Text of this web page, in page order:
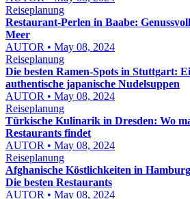
Reiseplanung
Restaurant-Perlen in Baabe:
Meer
AUTOR • May 08, 2024
Reiseplanung
Die besten Ramen-Spots in Stuttgart:
authentische japanische Nudelsuppen
AUTOR • May 08, 2024
Reiseplanung
Türkische Kulinarik in Dresden: Wo
Restaurants findet
AUTOR • May 08, 2024
Reiseplanung
Afghanische Köstlichkeiten in
Die besten Restaurants
AUTOR • May 08, 2024